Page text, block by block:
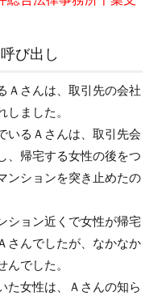
び出し
Ａさんは、取引先の会社
ました。
いるＡさんは、取引先会
、帰宅する女性の後をつ
ンションを突き止めたの
ション近くで女性が帰宅
さんでしたが、なかなか
でした。
た女性は、Ａさんの知ら